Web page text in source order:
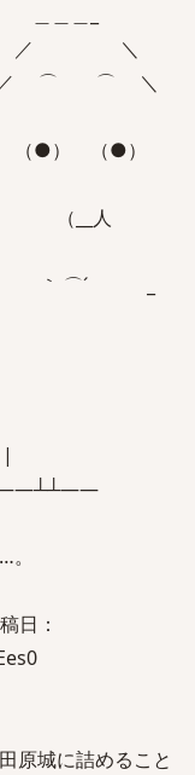
_
＼
⌒ ⌒ ＼
（●）
__人
⌒´ _
日：
原城に詰めること